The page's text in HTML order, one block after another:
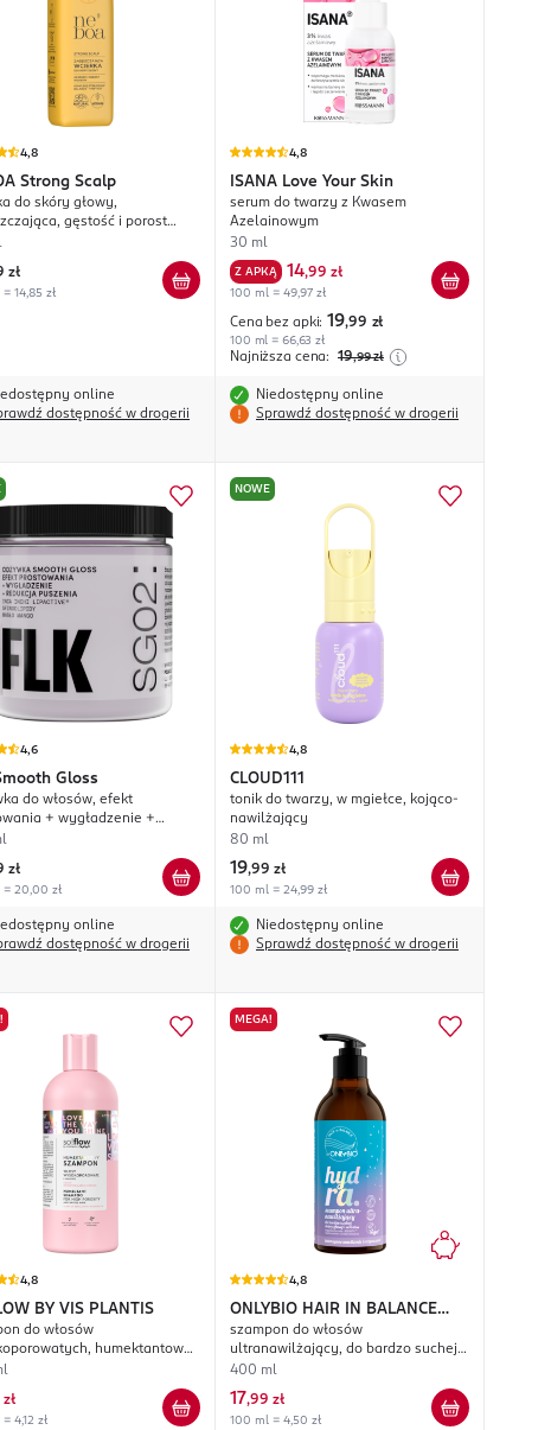
4,8
Strong Scalp
do skóry głowy,
gęstość i porost
zł
14,85 zł
online
dostępność w drogerii
4,8
ISANA Love Your Skin
serum do twarzy z Kwasem
Azelainowym
30 ml
Z APKĄ 14,99 zł
100 ml = 49,97 zł
Cena bez apki: 19,99 zł
100 ml = 66,63 zł
Najniższa cena: 19,99 zł
Niedostępny online
Sprawdź dostępność w drogerii
4,6
Gloss
do włosów, efekt
+ wygładzenie +
puszenia
zł
= 20,00 zł
online
dostępność w drogerii
NOWE
4,8
CLOUD111
tonik do twarzy, w mgiełce, kojąco-
nawilżający
80 ml
19,99 zł
100 ml = 24,99 zł
Niedostępny online
Sprawdź dostępność w drogerii
4,8
BY VIS PLANTIS
do włosów
humektantowy,
orzeżwiającego arbuza
4,12 zł
MEGA!
4,8
ONLYBIO HAIR IN BALANCE
Hydra
szampon do włosów
ultranawilżający, do bardzo suchej
skóry głowy i włosów
400 ml
17,99 zł
100 ml = 4,50 zł